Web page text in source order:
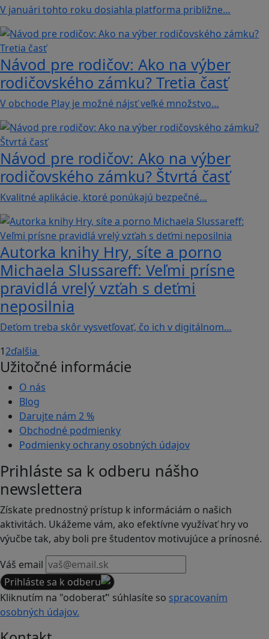
V januári tohto roku dosiahla platforma približne…
Návod pre rodičov: Ako na výber
rodičovského zámku? Tretia časť
V obchode Play je možné nájsť veľké množstvo…
Návod pre rodičov: Ako na výber
rodičovského zámku? Štvrtá časť
Kvalitné aplikácie, ktoré ponúkajú bezpečné…
Autorka knihy Hry, síte a porno
Michaela Slussareff: Veľmi prísne
pravidlá vrelý vzťah s deťmi
neposilnia
Deťom treba skôr vysvetľovať, čo ich v digitálnom…
12ďalšia
Užitočné informácie
O nás
Blog
Darujte nám 2 %
Obchodné podmienky
Podmienky ochrany osobných údajov
Prihláste sa k odberu nášho
newslettera
Získate prednostný prístup k informáciám o našich
aktivitách. Ukážeme vám, ako efektívne využívať hry vo
výučbe tak, aby boli pre študentov motivujúce a prínosné.
Váš email
Prihláste sa k odberu
Kliknutím na "odoberať" súhlasíte so spracovaním
osobných údajov.